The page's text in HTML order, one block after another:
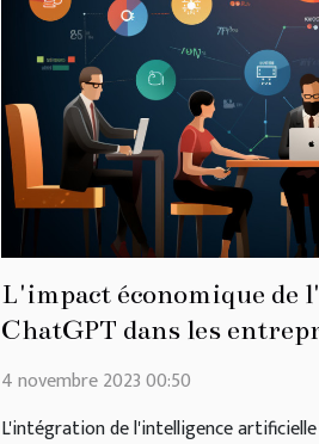
L'impact économique de
ChatGPT dans les
4 novembre 2023 00:50
L'intégration de l'intelligence